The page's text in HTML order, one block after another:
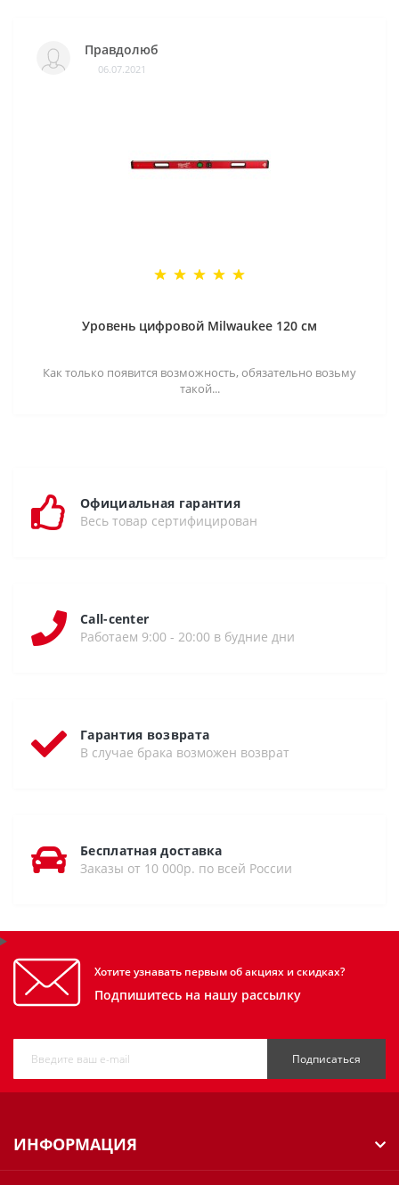
Правдолюб
06.07.2021
Уровень цифровой Milwaukee 120 см
Как только появится возможность, обязательно возьму
такой...
Официальная гарантия
Весь товар сертифицирован
Call-center
Работаем 9:00 - 20:00 в будние дни
Гарантия возврата
В случае брака возможен возврат
Бесплатная доставка
Заказы от 10 000р. по всей России
Хотите узнавать первым об акциях и скидках?
Подпишитесь на нашу рассылку
Подписаться
ИНФОРМАЦИЯ